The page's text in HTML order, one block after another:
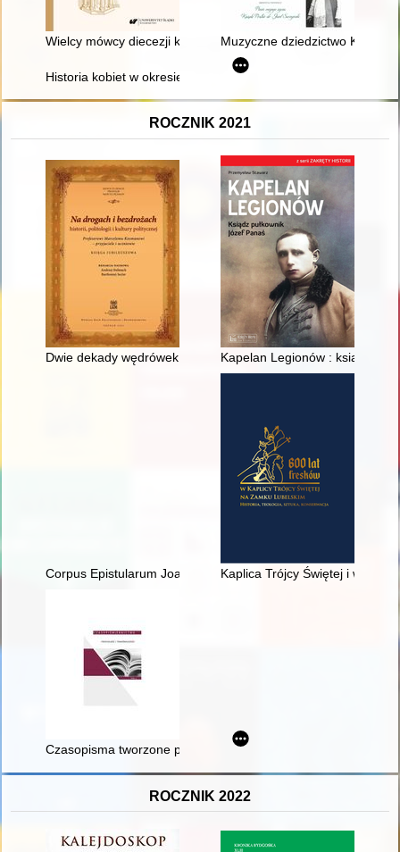
Wielcy mówcy diecezji katowickiej (1925-1975)
Muzyczne dziedzictwo
Historia kobiet w okresie 1945-1989 : dokonania naukowe,
ROCZNIK 2021
Dwie dekady wędrówek po obrzeżach polityki : profesorowi
Kapelan Legionów : ksiądz
Corpus Epistularum Joannis Dantisci. Ps. 1, Vol. 2,
Kaplica Trójcy Świętej i
Czasopisma tworzone przez studentów i dla studentów w
ROCZNIK 2022